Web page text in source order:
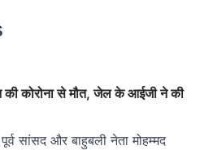
की कोरोना से मौत, जेल के आईजी ने की
सांसद और बाहुबली नेता मोहम्मद